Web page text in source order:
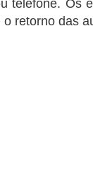
telefone. Os
retorno das